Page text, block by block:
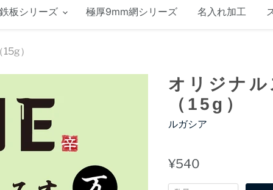
板シリーズ 極厚9mm網シリーズ 名入れ加工
）
オリジナ
（15g）
ルガシア
¥540